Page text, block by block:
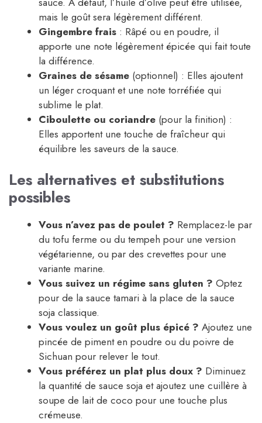
mais le goût sera légèrement différent.
Gingembre frais : Râpé ou en poudre, il
apporte une note légèrement épicée qui fait toute
la différence.
Graines de sésame (optionnel) : Elles ajoutent
un léger croquant et une note torréfiée qui
sublime le plat.
Ciboulette ou coriandre (pour la finition) :
Elles apportent une touche de fraîcheur qui
équilibre les saveurs de la sauce.
Les alternatives et substitutions
possibles
Vous n’avez pas de poulet ? Remplacez-le par
du tofu ferme ou du tempeh pour une version
végétarienne, ou par des crevettes pour une
variante marine.
Vous suivez un régime sans gluten ? Optez
pour de la sauce tamari à la place de la sauce
soja classique.
Vous voulez un goût plus épicé ? Ajoutez une
pincée de piment en poudre ou du poivre de
Sichuan pour relever le tout.
Vous préférez un plat plus doux ? Diminuez
la quantité de sauce soja et ajoutez une cuillère à
soupe de lait de coco pour une touche plus
crémeuse.